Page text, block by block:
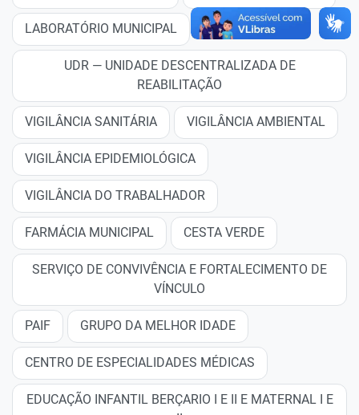
LABORATÓRIO MUNICIPAL
UDR — UNIDADE DESCENTRALIZADA DE
REABILITAÇÃO
VIGILÂNCIA SANITÁRIA VIGILÂNCIA AMBIENTAL
VIGILÂNCIA EPIDEMIOLÓGICA
VIGILÂNCIA DO TRABALHADOR
FARMÁCIA MUNICIPAL CESTA VERDE
SERVIÇO DE CONVIVÊNCIA E FORTALECIMENTO DE
VÍNCULO
PAIF GRUPO DA MELHOR IDADE
CENTRO DE ESPECIALIDADES MÉDICAS
EDUCAÇÃO INFANTIL BERÇARIO I E II E MATERNAL I E